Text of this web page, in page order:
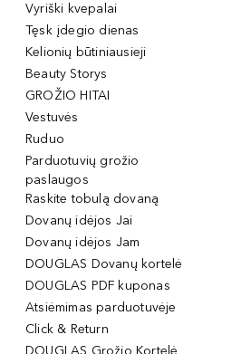
Vyriški kvepalai
Tęsk įdegio dienas
Kelionių būtiniausieji
Beauty Storys
GROŽIO HITAI
Vestuvės
Ruduo
Parduotuvių grožio
paslaugos
Raskite tobulą dovaną
Dovanų idėjos Jai
Dovanų idėjos Jam
DOUGLAS Dovanų kortelė
DOUGLAS PDF kuponas
Atsiėmimas parduotuvėje
Click & Return